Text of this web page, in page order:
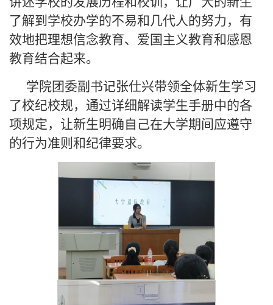
了解到学校办学的不易和几代人的努力，有
效地把理想信念教育、爱国主义教育和感恩
教育结合起来。
学院团委副书记张仕兴带领全体新生学习
了校纪校规，通过详细解读学生手册中的各
项规定，让新生明确自己在大学期间应遵守
的行为准则和纪律要求。